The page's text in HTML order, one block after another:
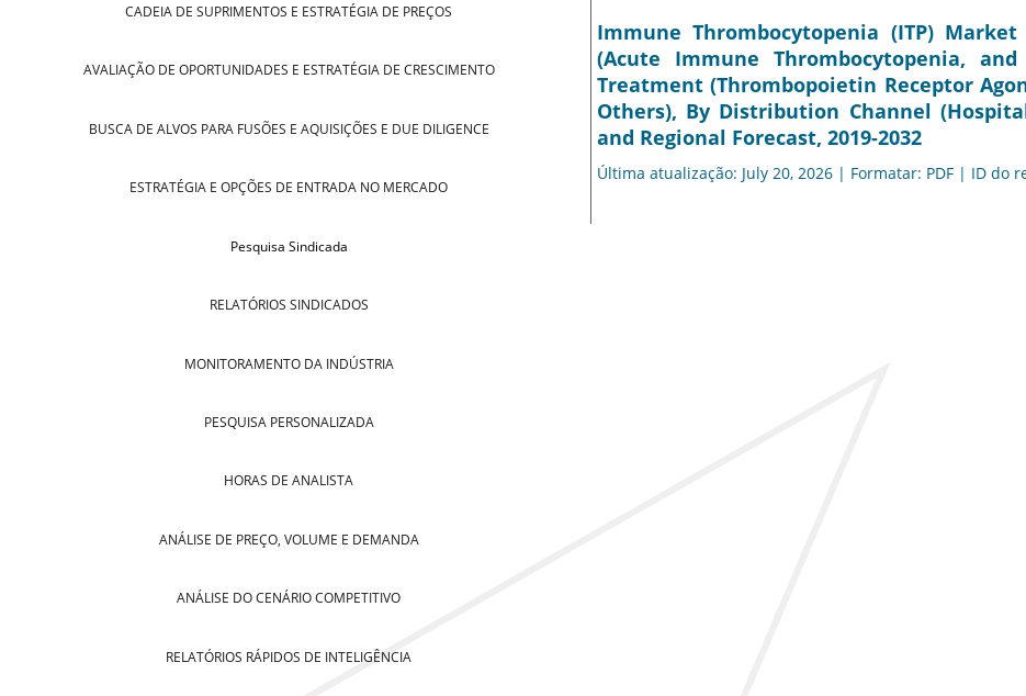
CADEIA DE SUPRIMENTOS E ESTRATÉGIA DE PREÇOS
AVALIAÇÃO DE OPORTUNIDADES E ESTRATÉGIA DE CRESCIMENTO
BUSCA DE ALVOS PARA FUSÕES E AQUISIÇÕES E DUE DILIGENCE
ESTRATÉGIA E OPÇÕES DE ENTRADA NO MERCADO
Pesquisa Sindicada
RELATÓRIOS SINDICADOS
MONITORAMENTO DA INDÚSTRIA
PESQUISA PERSONALIZADA
HORAS DE ANALISTA
ANÁLISE DE PREÇO, VOLUME E DEMANDA
ANÁLISE DO CENÁRIO COMPETITIVO
RELATÓRIOS RÁPIDOS DE INTELIGÊNCIA
Immune Thrombocytopenia (ITP)
(Acute Immune Thrombocytopenia,
Treatment (Thrombopoietin Receptor
Others), By Distribution Channel
and Regional Forecast, 2019-2032
Última atualização: July 20, 2026 | Formatar: PDF | ID do